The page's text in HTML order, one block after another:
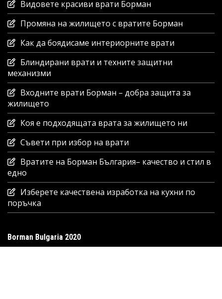
Видовете красиви врати Борман
Промяна на жилището с вратите Борман
Как да боядисаме интериорните врати
Блиндирани врати и техните защитни
механизми
Входните врати Борман – добра защита за
жилището
Коя е подходящата врата за жилището ни
Съвети при избор на врати
Вратите на Борман България– качество и стил в
едно
Изберете качествена изработка на кухни по
поръчка
Borman Bulgaria 2020